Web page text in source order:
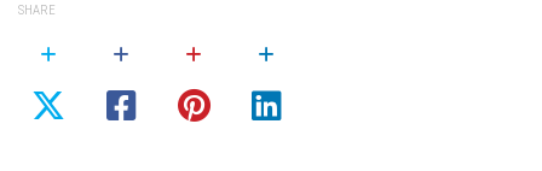
SHARE